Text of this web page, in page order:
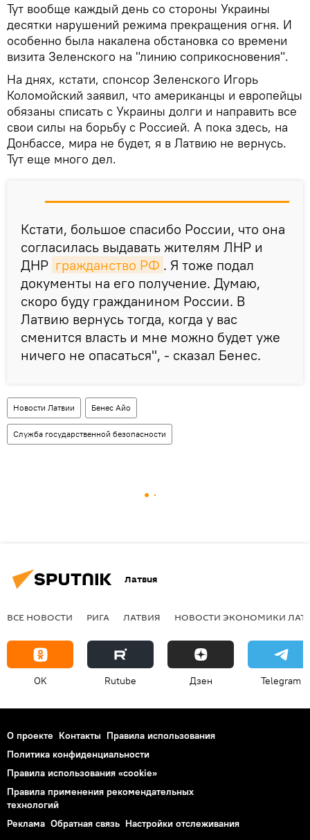
Тут вообще каждый день со стороны Украины
десятки нарушений режима прекращения огня. И
особенно была накалена обстановка со времени
визита Зеленского на "линию соприкосновения".
На днях, кстати, спонсор Зеленского Игорь
Коломойский заявил, что американцы и европейцы
обязаны списать с Украины долги и направить все
свои силы на борьбу с Россией. А пока здесь, на
Донбассе, мира не будет, я в Латвию не вернусь.
Тут еще много дел.
Кстати, большое спасибо России, что она
согласилась выдавать жителям ЛНР и
ДНР гражданство РФ . Я тоже подал
документы на его получение. Думаю,
скоро буду гражданином России. В
Латвию вернусь тогда, когда у вас
сменится власть и мне можно будет уже
ничего не опасаться", - сказал Бенес.
Новости Латвии Бенес Айо
Служба государственной безопасности
Латвия
ВСЕ НОВОСТИ РИГА ЛАТВИЯ НОВОСТИ ЭКОНОМИКИ
OK Rutube Дзен Telegram
О проекте Контакты Правила использования
Политика конфиденциальности
Правила использования «cookie»
Правила применения рекомендательных
технологий
Реклама Обратная связь Настройки отслеживания